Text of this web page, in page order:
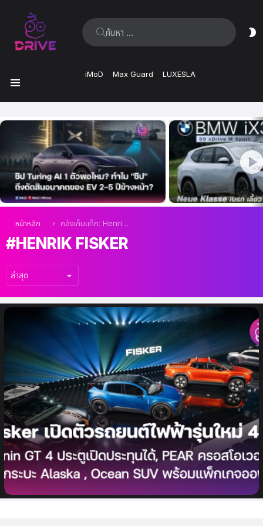
ค้นหา:
iMoD Max Guard LUXESLA
ล่าสุด
คุณอยู่ที่นี่:
หน้าหลัก คลังเก็บแท็ก: Henrik Fisker
HENRIK FISKER
เรื่อง
Fisker เปิดตัวรถยนต์ไฟฟ้ารุ่นใหม่ 4 รุ่น Ronin
GT, PEAR ครอสโอเวอร์, รถกระบะ Alaska
และ Ocean SUV พร้อมแพ็กเกจออฟโรด